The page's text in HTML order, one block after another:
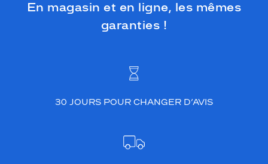
En magasin et en ligne, les mêmes
garanties !
30 JOURS POUR CHANGER D’AVIS